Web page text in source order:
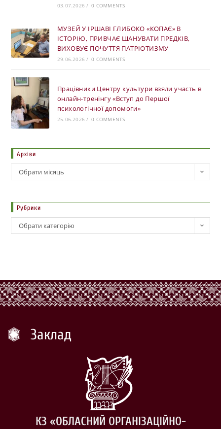
03.07.2026 / 0 COMMENTS
МУЗЕЙ У ІРШАВІ ГЛИБОКО «КОПАЄ» В
ІСТОРІЮ, ПРИВЧАЄ ШАНУВАТИ ПРЕДКІВ,
ВИХОВУЄ ПОЧУТТЯ ПАТРІОТИЗМУ
29.06.2026 / 0 COMMENTS
Працівники Центру культури взяли участь в
онлайн-тренінгу «Вступ до Першої
психологічної допомоги»
25.06.2026 / 0 COMMENTS
Архіви
Обрати місяць
Рубрики
Обрати категорію
Заклад
КЗ «ОБЛАСНИЙ ОРГАНІЗАЦІЙНО-